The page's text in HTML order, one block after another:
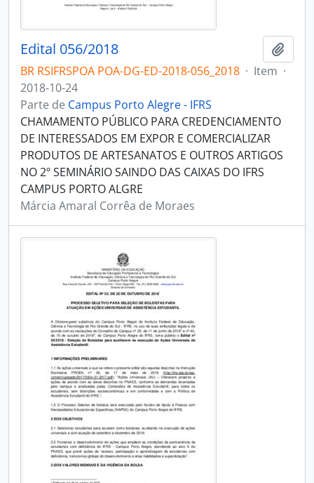
Edital 056/2018
BR RSIFRSPOA POA-DG-ED-2018-056_2018 · Item ·
2018-10-24
Parte de Campus Porto Alegre - IFRS
CHAMAMENTO PÚBLICO PARA CREDENCIAMENTO
DE INTERESSADOS EM EXPOR E COMERCIALIZAR
PRODUTOS DE ARTESANATOS E OUTROS ARTIGOS
NO 2º SEMINÁRIO SAINDO DAS CAIXAS DO IFRS
CAMPUS PORTO ALGRE
Márcia Amaral Corrêa de Moraes